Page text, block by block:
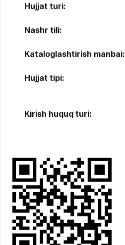
Hujjat turi:
Nashr tili:
Kataloglashtirish manbai:
Hujjat tipi:
Kirish huquq turi: